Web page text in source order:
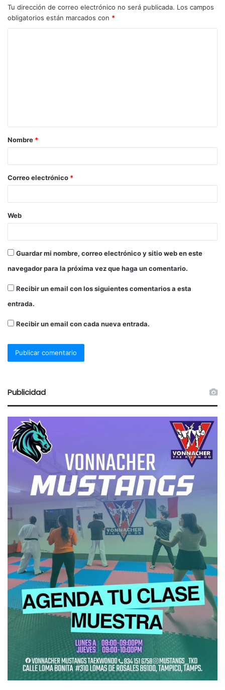
Tu dirección de correo electrónico no será publicada. Los campos
obligatorios están marcados con *
Nombre *
Correo electrónico *
Web
Guardar mi nombre, correo electrónico y sitio web en este
navegador para la próxima vez que haga un comentario.
Recibir un email con los siguientes comentarios a esta
entrada.
Recibir un email con cada nueva entrada.
Publicidad